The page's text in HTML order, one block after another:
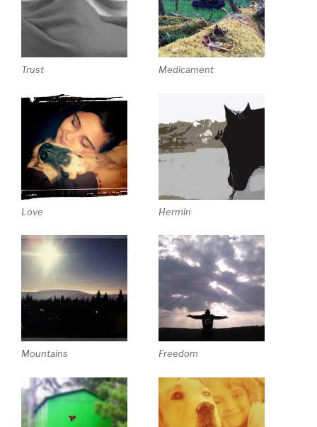
Trust Medicament
Love Hermín
Mountains Freedom